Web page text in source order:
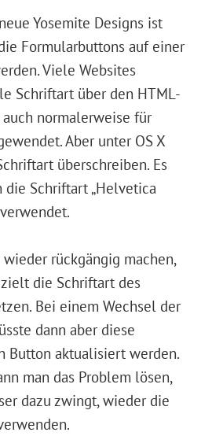
Yosemite Designs ist
Formularbuttons auf einer
Viele Websites
Schriftart über den HTML-
normalerweise für
Aber unter OS X
überschreiben. Es
Schriftart „Helvetica
rückgängig machen,
die Schriftart des
Bei einem Wechsel der
dann aber diese
Button aktualisiert werden.
man das Problem lösen,
dazu zwingt, wieder die